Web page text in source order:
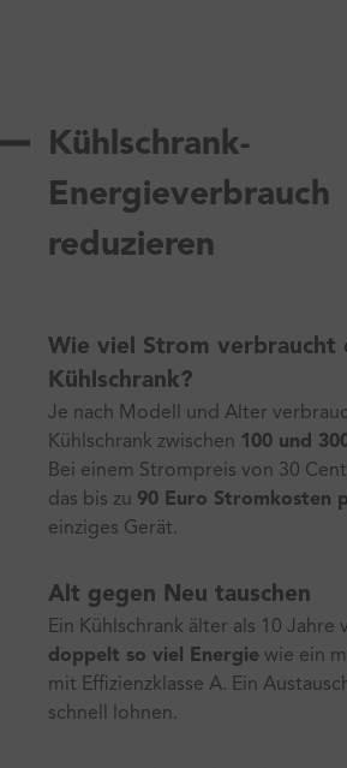
Kühlschrank-
Energieverbrauch
reduzieren
Wie viel Strom verbraucht
Kühlschrank?
Je nach Modell und Alter
Kühlschrank zwischen 100 und
Bei einem Strompreis von 30
das bis zu 90 Euro Stromkosten
einziges Gerät.
Alt gegen Neu tauschen
Ein Kühlschrank älter als 10 Jahre
doppelt so viel Energie wie ein
mit Effizienzklasse A. Ein
schnell lohnen.